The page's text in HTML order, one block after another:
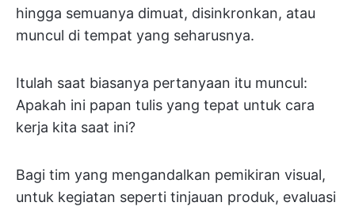
hingga semuanya dimuat, disinkronkan, atau
muncul di tempat yang seharusnya.
Itulah saat biasanya pertanyaan itu muncul:
Apakah ini papan tulis yang tepat untuk cara
kerja kita saat ini?
Bagi tim yang mengandalkan pemikiran visual,
untuk kegiatan seperti tinjauan produk, evaluasi